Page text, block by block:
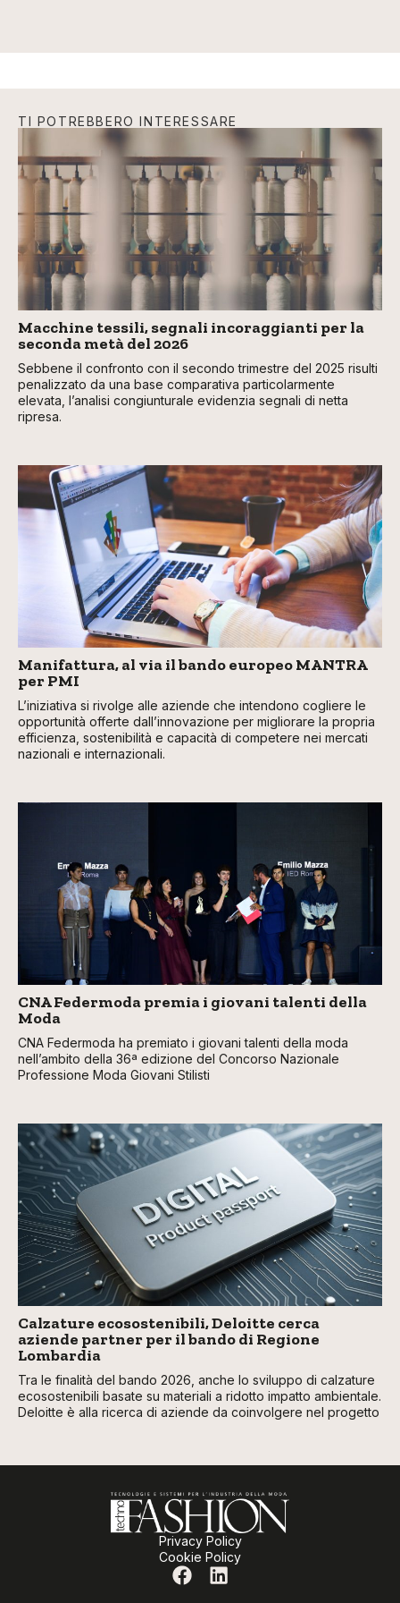
TI POTREBBERO INTERESSARE
Macchine tessili, segnali incoraggianti per la
seconda metà del 2026
Sebbene il confronto con il secondo trimestre del 2025 risulti
penalizzato da una base comparativa particolarmente
elevata, l’analisi congiunturale evidenzia segnali di netta
ripresa.
Manifattura, al via il bando europeo MANTRA
per PMI
L’iniziativa si rivolge alle aziende che intendono cogliere le
opportunità offerte dall’innovazione per migliorare la propria
efficienza, sostenibilità e capacità di competere nei mercati
nazionali e internazionali.
CNA Federmoda premia i giovani talenti della
Moda
CNA Federmoda ha premiato i giovani talenti della moda
nell’ambito della 36ª edizione del Concorso Nazionale
Professione Moda Giovani Stilisti
Calzature ecosostenibili, Deloitte cerca
aziende partner per il bando di Regione
Lombardia
Tra le finalità del bando 2026, anche lo sviluppo di calzature
ecosostenibili basate su materiali a ridotto impatto ambientale.
Deloitte è alla ricerca di aziende da coinvolgere nel progetto
Privacy Policy
Cookie Policy